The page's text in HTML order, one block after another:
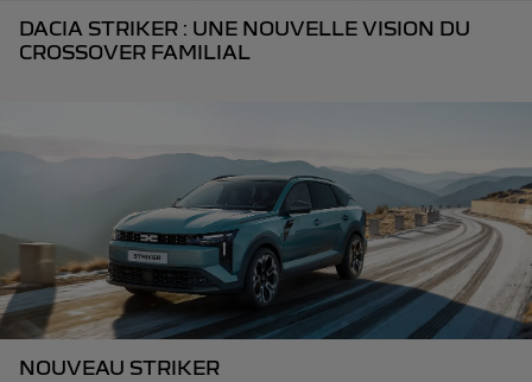
DACIA STRIKER : UNE NOUVELLE VISION DU
CROSSOVER FAMILIAL
NOUVEAU STRIKER